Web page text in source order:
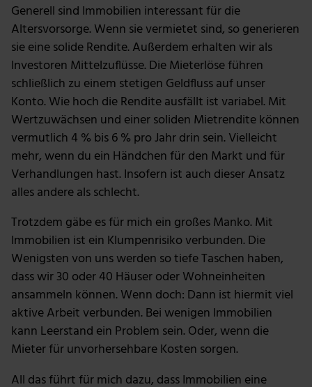
Generell sind Immobilien interessant für die
Altersvorsorge. Wenn sie vermietet sind, so generieren
sie eine solide Rendite. Außerdem erhalten wir als
Investoren Mittelzuflüsse. Die Mieterlöse führen
schließlich zu einem stetigen Geldfluss auf unser
Konto. Wie hoch die Rendite ausfällt ist variabel. Mit
Wertzuwächsen und einer soliden Mietrendite können
vermutlich 4 % bis 6 % pro Jahr drin sein. Vielleicht
mehr, wenn du ein Händchen für den Markt und für
Verhandlungen hast. Insofern ist auch dieser Ansatz
alles andere als schlecht.
Trotzdem gäbe es für mich ein großes Manko. Mit
Immobilien ist ein Klumpenrisiko verbunden. Die
Wenigsten von uns werden so tiefe Taschen haben,
dass wir 30 oder 40 Häuser oder Wohneinheiten
ansammeln können. Wenn doch: Dann ist hiermit viel
aktive Arbeit verbunden. Bei wenigen Immobilien
kann Leerstand ein Problem sein. Oder, wenn die
Mieter für unvorhersehbare Kosten sorgen.
All das führt für mich dazu, dass Immobilien eine